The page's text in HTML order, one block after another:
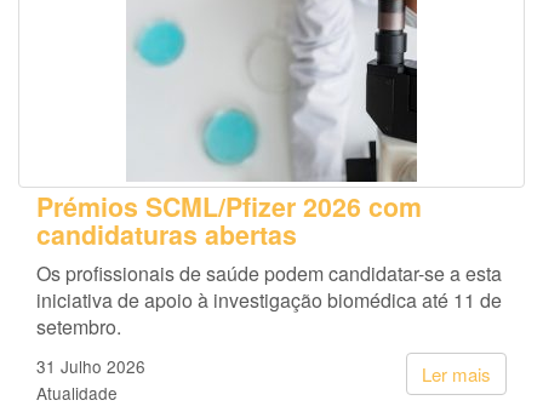
Prémios SCML/Pfizer 2026 com
candidaturas abertas
Os profissionais de saúde podem candidatar-se a esta
iniciativa de apoio à investigação biomédica até 11 de
setembro.
Ler mais
31 Julho 2026
Atualidade